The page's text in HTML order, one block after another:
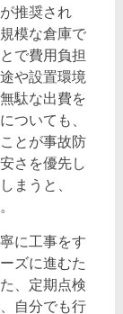
推奨され
模な倉庫で
で費用負担
や設置環境
駄な出費を
ついても、
とが事故防
さを優先し
まうと、
に工事をす
ズに進むた
、定期点検
自分でも行